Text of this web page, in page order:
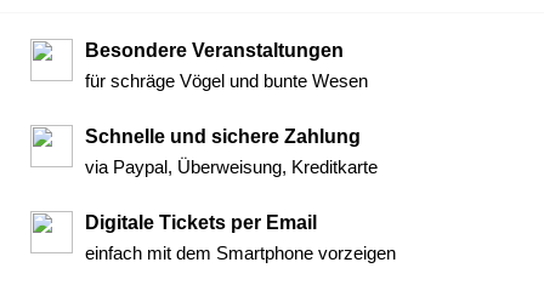
Besondere Veranstaltungen
für schräge Vögel und bunte Wesen
Schnelle und sichere Zahlung
via Paypal, Überweisung, Kreditkarte
Digitale Tickets per Email
einfach mit dem Smartphone vorzeigen